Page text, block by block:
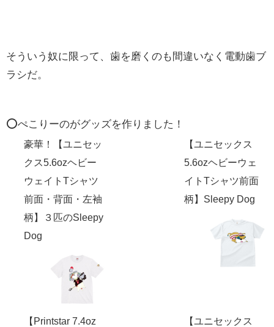
そういう奴に限って、歯を磨くのも間違いなく電動歯ブ
ラシだ。
⭕️ぺこりーのがグッズを作りました！
豪華！【ユニセッ
クス5.6ozヘビー
ウェイトTシャツ
前面・背面・左袖
柄】３匹のSleepy
Dog
【ユニセックス
5.6ozヘビーウェ
イトTシャツ前面
柄】Sleepy Dog
【Printstar 7.4oz
【ユニセックス